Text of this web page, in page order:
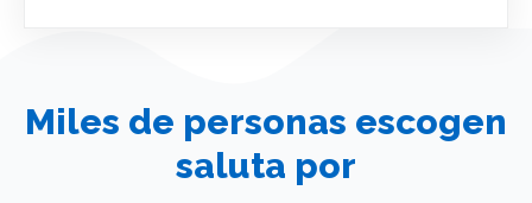
Miles de personas escogen
saluta por